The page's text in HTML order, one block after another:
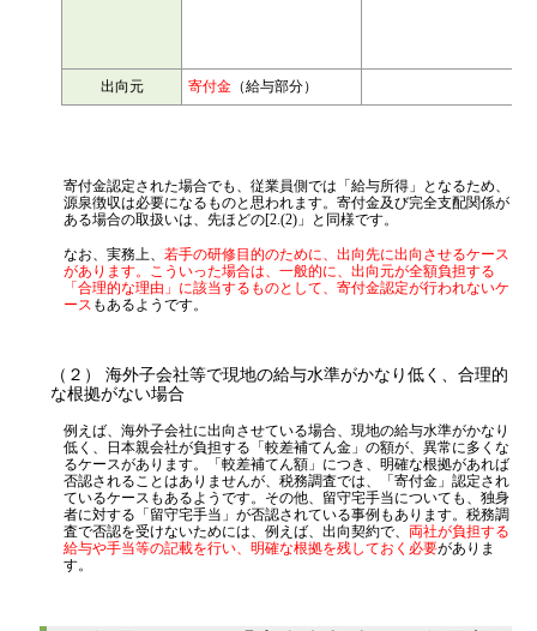
出向元 寄付金 （給与部分）
寄付金認定された場合でも、従業員側では「給与所得」となるため、
源泉徴収は必要になるものと思われます。寄付金及び完全支配関係が
ある場合の取扱いは、先ほどの[2.(2)」と同様です。
なお、実務上、 若手の研修目的のために、出向先に出向させるケース
があります。こういった場合は、一般的に、出向元が全額負担する
「合理的な理由」に該当するものとして、寄付金認定が行われないケ
ース もあるようです。
（２） 海外子会社等で現地の給与水準がかなり低く、合理的
な根拠がない場合
例えば、海外子会社に出向させている場合、現地の給与水準がかなり
低く、日本親会社が負担する「較差補てん金」の額が、異常に多くな
るケースがあります。「較差補てん額」につき、明確な根拠があれば
否認されることはありませんが、税務調査では、「寄付金」認定され
ているケースもあるようです。その他、留守宅手当についても、独身
者に対する「留守宅手当」が否認されている事例もあります。税務調
査で否認を受けないためには、例えば、出向契約で、 両社が負担する
給与や手当等の記載を行い、明確な根拠を残しておく必要がありま
す。